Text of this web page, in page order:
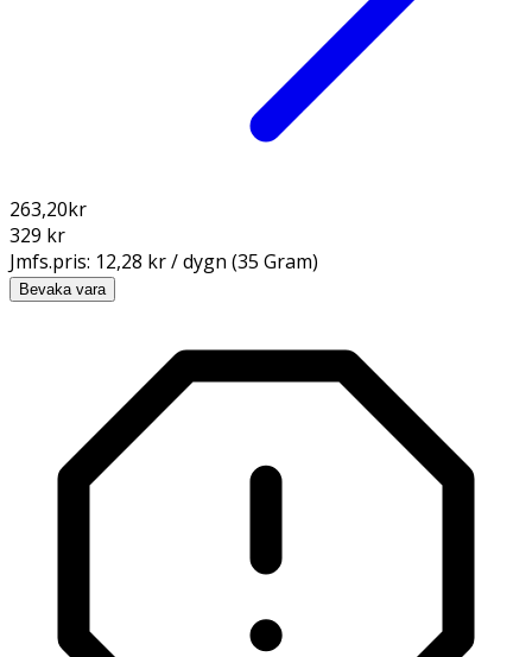
263,20kr
329 kr
Jmfs.pris: 12,28 kr / dygn (35 Gram)
Bevaka vara